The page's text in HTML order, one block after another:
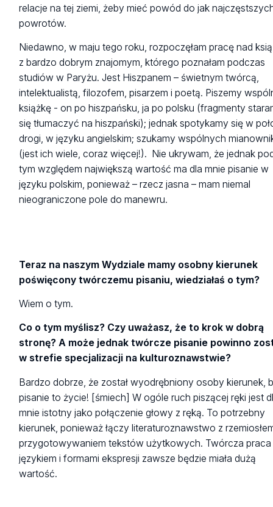
relacje na tej ziemi, żeby mieć powód do jak
powrotów.
Niedawno, w maju tego roku, rozpoczęłam pracę nad
z bardzo dobrym znajomym, którego poznałam podczas
studiów w Paryżu. Jest Hiszpanem – świetnym twórcą,
intelektualistą, filozofem, pisarzem i poetą. Piszemy
książkę - on po hiszpańsku, ja po polsku (fragmenty
się tłumaczyć na hiszpański); jednak spotykamy się w
drogi, w języku angielskim; szukamy wspólnych
(jest ich wiele, coraz więcej!). Nie ukrywam, że jednak
tym względem największą wartość ma dla mnie pisanie w
języku polskim, ponieważ – rzecz jasna – mam niemal
nieograniczone pole do manewru.
Teraz na naszym Wydziale mamy osobny kierunek
poświęcony twórczemu pisaniu, wiedziałaś o tym?
Wiem o tym.
Co o tym myślisz? Czy uważasz, że to krok w dobrą
stronę? A może jednak twórcze pisanie powinno
w strefie specjalizacji na kulturoznawstwie?
Bardzo dobrze, że został wyodrębniony osoby kierunek,
pisanie to życie! [śmiech] W ogóle ruch piszącej ręki jest
mnie istotny jako połączenie głowy z ręką. To potrzebny
kierunek, ponieważ łączy literaturoznawstwo z
przygotowywaniem tekstów użytkowych. Twórcza praca
językiem i formami ekspresji zawsze będzie miała dużą
wartość.